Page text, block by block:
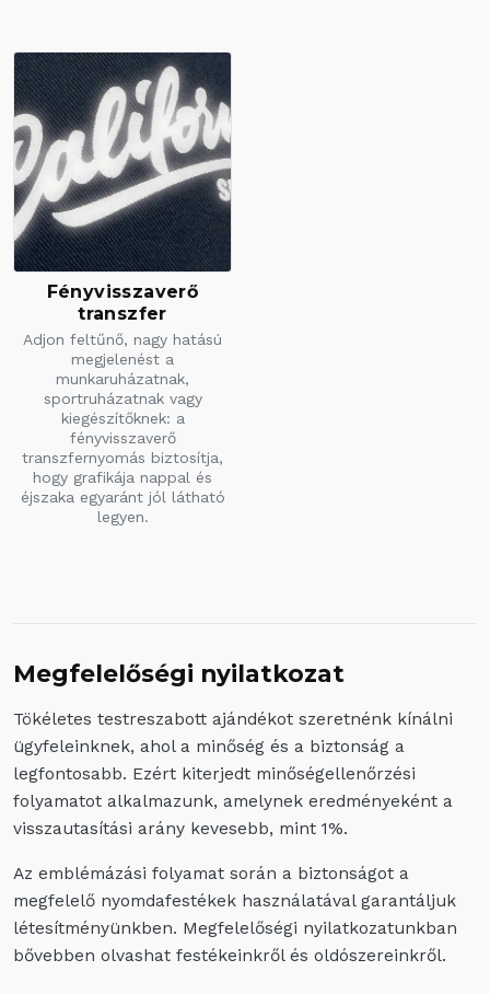
Fényvisszaverő
transzfer
Adjon feltűnő, nagy hatású
megjelenést a
munkaruházatnak,
sportruházatnak vagy
kiegészítőknek: a
fényvisszaverő
transzfernyomás biztosítja,
hogy grafikája nappal és
éjszaka egyaránt jól látható
legyen.
Megfelelőségi nyilatkozat
Tökéletes testreszabott ajándékot szeretnénk kínálni
ügyfeleinknek, ahol a minőség és a biztonság a
legfontosabb. Ezért kiterjedt minőségellenőrzési
folyamatot alkalmazunk, amelynek eredményeként a
visszautasítási arány kevesebb, mint 1%.
Az emblémázási folyamat során a biztonságot a
megfelelő nyomdafestékek használatával garantáljuk
létesítményünkben. Megfelelőségi nyilatkozatunkban
bővebben olvashat festékeinkről és oldószereinkről.